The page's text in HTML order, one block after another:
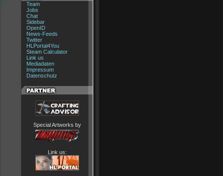
Team
Jobs
Chat
Sidebar
OpenID
News-Feeds
Twitter
HLPortal4You
Steam Calculator
Link us
Mediadaten
Impressum
Datenschutz
Special Artworks by
Link us: